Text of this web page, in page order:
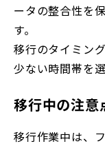
ータの整合性を
す。
移行のタイミン
少ない時間帯を
移行中の注意
移行作業中は、